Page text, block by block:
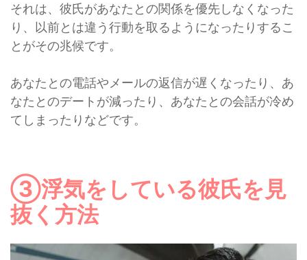
それは、彼氏があなたとの関係を優先しなくなった
り、以前とは違う行動を取るようになったりするこ
とがその兆候です。
あなたとの電話やメールの返信が遅くなったり、あ
なたとのデートが減ったり、あなたとの会話が冷め
てしまったりなどです。
③浮気をしている彼氏を見
抜く方法